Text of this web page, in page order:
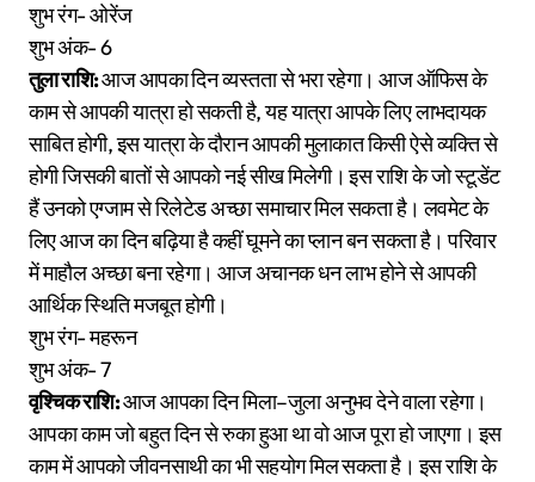
शुभ रंग- ओरेंज
शुभ अंक- 6
तुला राशि:आज आपका दिन व्यस्तता से भरा रहेगा। आज ऑफिस के
काम से आपकी यात्रा हो सकती है, यह यात्रा आपके लिए लाभदायक
साबित होगी, इस यात्रा के दौरान आपकी मुलाकात किसी ऐसे व्यक्ति से
होगी जिसकी बातों से आपको नई सीख मिलेगी। इस राशि के जो स्टूडेंट
हैं उनको एग्जाम से रिलेटेड अच्छा समाचार मिल सकता है। लवमेट के
लिए आज का दिन बढ़िया है कहीं घूमने का प्लान बन सकता है। परिवार
में माहौल अच्छा बना रहेगा। आज अचानक धन लाभ होने से आपकी
आर्थिक स्थिति मजबूत होगी।
शुभ रंग- महरून
शुभ अंक- 7
वृश्चिक राशि:आज आपका दिन मिला–जुला अनुभव देने वाला रहेगा।
आपका काम जो बहुत दिन से रुका हुआ था वो आज पूरा हो जाएगा। इस
काम में आपको जीवनसाथी का भी सहयोग मिल सकता है। इस राशि के